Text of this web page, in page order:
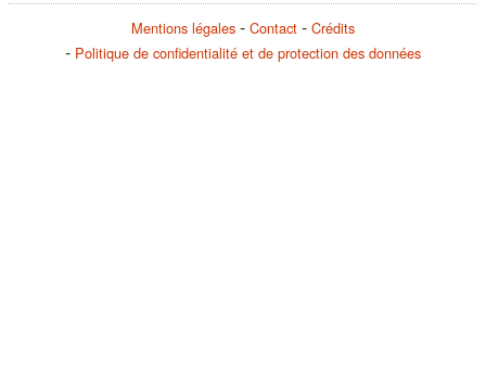
Mentions légales Contact
Crédits
Politique de confidentialité et de protection des données